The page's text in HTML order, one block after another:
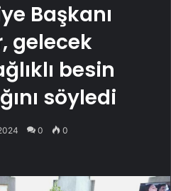
Başkanı
gelecek
besin
söyledi
0 0